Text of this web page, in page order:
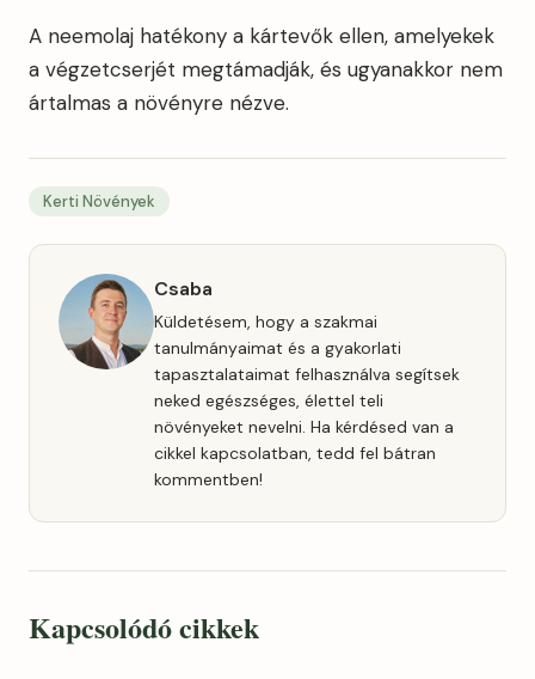
A neemolaj hatékony a kártevők ellen, amelyekek
a végzetcserjét megtámadják, és ugyanakkor nem
ártalmas a növényre nézve.
Kerti Növények
Csaba
Küldetésem, hogy a szakmai
tanulmányaimat és a gyakorlati
tapasztalataimat felhasználva segítsek
neked egészséges, élettel teli
növényeket nevelni. Ha kérdésed van a
cikkel kapcsolatban, tedd fel bátran
kommentben!
Kapcsolódó cikkek